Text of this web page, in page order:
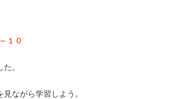
１０
。
ながら学習しよう。